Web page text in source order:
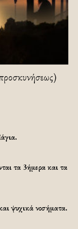
τα 3ήμερα και τα
ψυχικά νοσήματα.